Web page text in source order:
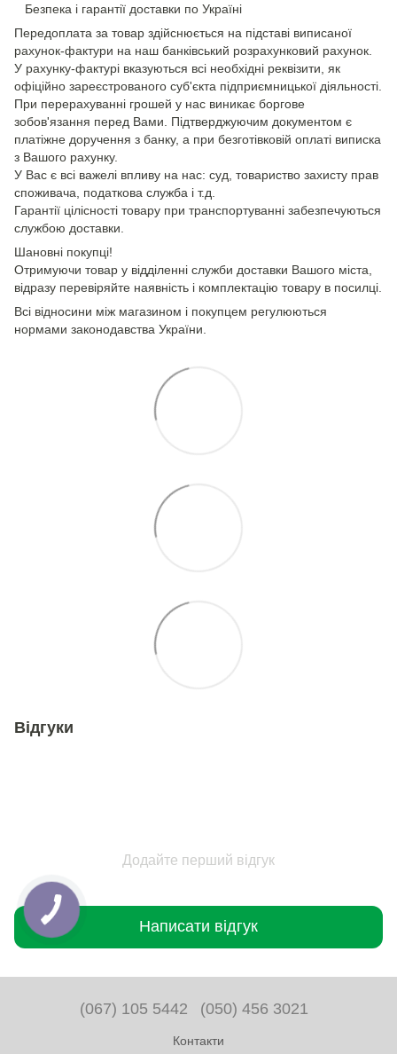
Безпека і гарантії доставки по Україні
Передоплата за товар здійснюється на підставі виписаної
рахунок-фактури на наш банківський розрахунковий рахунок.
У рахунку-фактурі вказуються всі необхідні реквізити, як
офіційно зареєстрованого суб'єкта підприємницької діяльності.
При перерахуванні грошей у нас виникає боргове
зобов'язання перед Вами. Підтверджуючим документом є
платіжне доручення з банку, а при безготівковій оплаті виписка
з Вашого рахунку.
У Вас є всі важелі впливу на нас: суд, товариство захисту прав
споживача, податкова служба і т.д.
Гарантії цілісності товару при транспортуванні забезпечуються
службою доставки.
Шановні покупці!
Отримуючи товар у відділенні служби доставки Вашого міста,
відразу перевіряйте наявність і комплектацію товару в посилці.
Всі відносини між магазином і покупцем регулюються
нормами законодавства України.
Відгуки
Додайте перший відгук
Написати відгук
(067) 105 5442 (050) 456 3021
Контакти